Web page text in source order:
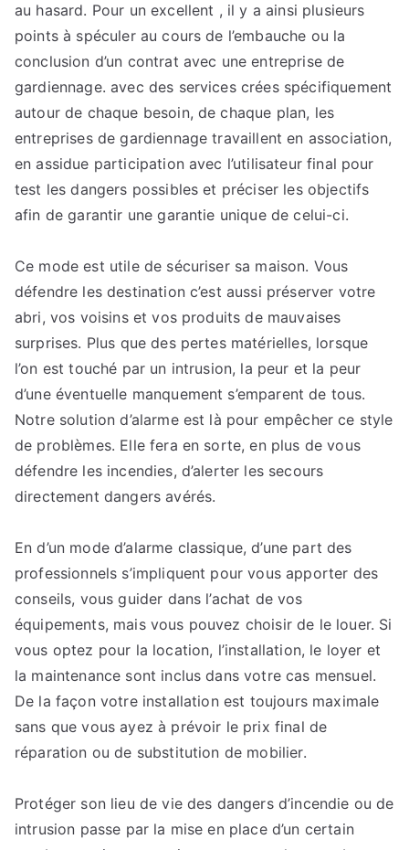
au hasard. Pour un excellent , il y a ainsi plusieurs
points à spéculer au cours de l’embauche ou la
conclusion d’un contrat avec une entreprise de
gardiennage. avec des services crées spécifiquement
autour de chaque besoin, de chaque plan, les
entreprises de gardiennage travaillent en association,
en assidue participation avec l’utilisateur final pour
test les dangers possibles et préciser les objectifs
afin de garantir une garantie unique de celui-ci.
Ce mode est utile de sécuriser sa maison. Vous
défendre les destination c’est aussi préserver votre
abri, vos voisins et vos produits de mauvaises
surprises. Plus que des pertes matérielles, lorsque
l’on est touché par un intrusion, la peur et la peur
d’une éventuelle manquement s’emparent de tous.
Notre solution d’alarme est là pour empêcher ce style
de problèmes. Elle fera en sorte, en plus de vous
défendre les incendies, d’alerter les secours
directement dangers avérés.
En d’un mode d’alarme classique, d’une part des
professionnels s’impliquent pour vous apporter des
conseils, vous guider dans l’achat de vos
équipements, mais vous pouvez choisir de le louer. Si
vous optez pour la location, l’installation, le loyer et
la maintenance sont inclus dans votre cas mensuel.
De la façon votre installation est toujours maximale
sans que vous ayez à prévoir le prix final de
réparation ou de substitution de mobilier.
Protéger son lieu de vie des dangers d’incendie ou de
intrusion passe par la mise en place d’un certain